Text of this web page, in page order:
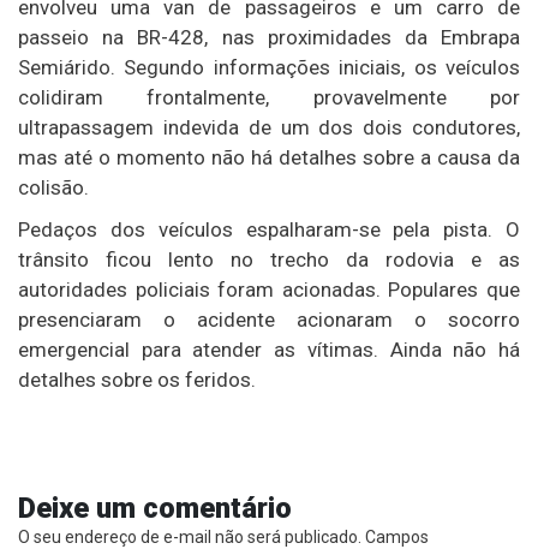
envolveu uma van de passageiros e um carro de
passeio na BR-428, nas proximidades da Embrapa
Semiárido. Segundo informações iniciais, os veículos
colidiram frontalmente, provavelmente por
ultrapassagem indevida de um dos dois condutores,
mas até o momento não há detalhes sobre a causa da
colisão.
Pedaços dos veículos espalharam-se pela pista. O
trânsito ficou lento no trecho da rodovia e as
autoridades policiais foram acionadas. Populares que
presenciaram o acidente acionaram o socorro
emergencial para atender as vítimas. Ainda não há
detalhes sobre os feridos.
Deixe um comentário
O seu endereço de e-mail não será publicado. Campos